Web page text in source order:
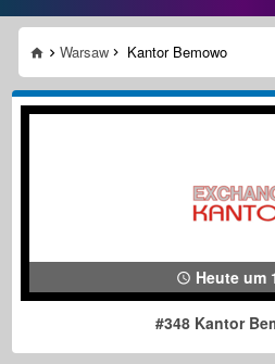
Warsaw Kantor Bemowo
Heute um
#348 Kantor